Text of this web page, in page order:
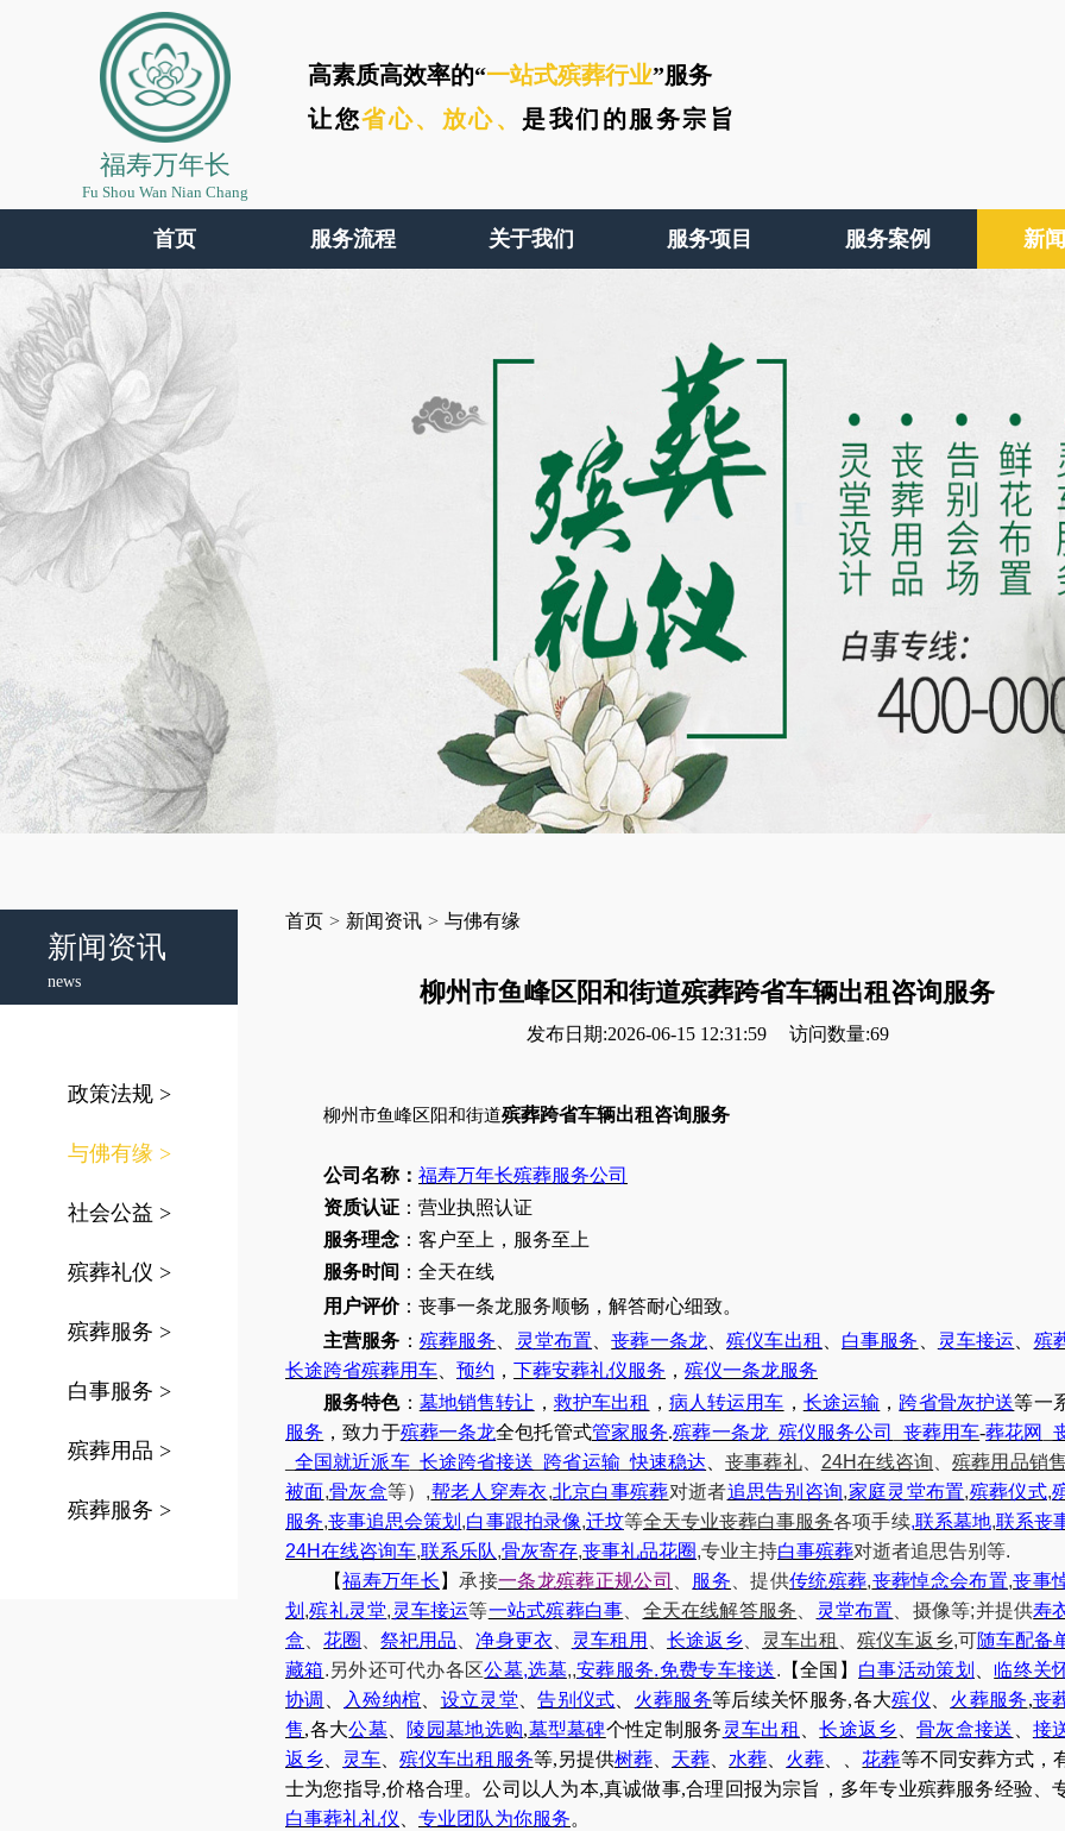
福寿万年长
Fu Shou Wan Nian Chang
高素质高效率的“一站式殡葬行业”服务
让您省心、 放心、 是我们的服务宗旨
首页 服务流程 关于我们 服务项目 服务案例 新
新闻资讯
news
政策法规 >
与佛有缘 >
社会公益 >
殡葬礼仪 >
殡葬服务 >
白事服务 >
殡葬用品 >
殡葬服务 >
首页 > 新闻资讯 > 与佛有缘
柳州市鱼峰区阳和街道殡葬跨省车辆出租咨询服务
发布日期:2026-06-15 12:31:59 访问数量:69
柳州市鱼峰区阳和街道殡葬跨省车辆出租咨询服务
公司名称： 福寿万年长殡葬服务公司
资质认证 ：营业执照认证
服务理念 ：客户至上，服务至上
服务时间 ：全天在线
用户评价：丧事一条龙服务顺畅，解答耐心细致。
主营服务 ： 殡葬服务 灵堂布置 、丧葬一条龙 、殡仪车出租 白事服务 灵车接运
殡
长途跨省殡葬用车
预约 ， 下葬安葬礼仪服务 ， 殡仪一条龙服务
服务特色： 墓地销售转让 ， 救护车出租 ， 病人转运用车 ， 长途运输 ， 跨省骨灰护送等一
服务 ，致力于殡葬一条龙全包托管式管家服务.殡葬一条龙 殡仪服务公司 丧葬用车-葬花网
全国就近派车_ 长途跨省接送 跨省运输 _快速稳达 、丧事葬礼、 24H在线咨询 、殡葬用品销
被面,骨灰盒等） ,帮老人穿寿衣,北京白事殡葬对逝者追思告别咨询,家庭灵堂布置,殡葬仪式,
服务,丧事追思会策划 ,白事跟拍录像,迁坟等全天专业丧葬白事服务各项手续,联系墓地,联系丧
24H在线咨询车,联系乐队,骨灰寄存,丧事礼品花圈,专业主持白事殡葬对逝者追思告别等.
【福寿万年长 】 承接一条龙殡葬正规公司 服务 、提供传统殡葬,丧葬悼念会布置,丧事
划 ,殡礼灵堂, 灵车接运等一站式殡葬白事 全天在线解答服务 灵堂布置 、摄像等;并提供寿
盒 、花圈 、祭祀用品 、净身更衣 灵车租用 长途返乡 灵车出租 、殡仪车返乡,可随车配备
藏箱.另外还可代办各区公墓,选墓,,安葬服务.免费专车接送. 【全国】 白事活动策划
临终关
协调
入殓纳棺 设立灵堂 、告别仪式 火葬服务等后续关怀服务,各大殡仪 火葬服务,丧
售,各大公墓 陵园墓地选购,墓型墓碑个性定制服务 灵车出租 、长途返乡 骨灰盒接送
接
返乡
灵车 、殡仪车出租服务等,另提供树葬、 天葬 水葬 火葬 、花葬等不同安葬方式，
士为您指导,价格合理。公司以人为本,真诚做事,合理回报为宗旨，多年专业殡葬服务经验、
白事葬礼礼仪
专业团队为你服务。